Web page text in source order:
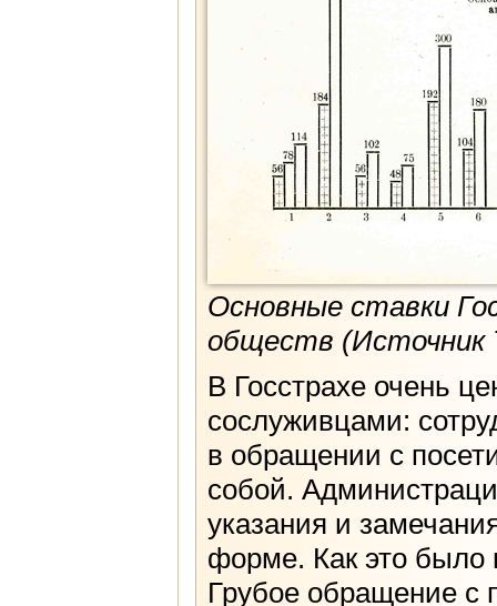
Основные ставки
обществ (Источник
В Госстрахе очень
сослуживцами:
в обращении с
собой.
указания и
форме. Как это было
Грубое обращение с